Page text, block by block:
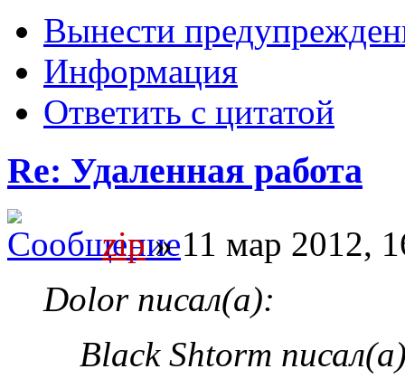
Вынести
Информация
Ответить с цитатой
Re: Удаленная работа
zip» 11 мар 2012,
Dolor писал(а):
Black Shtorm